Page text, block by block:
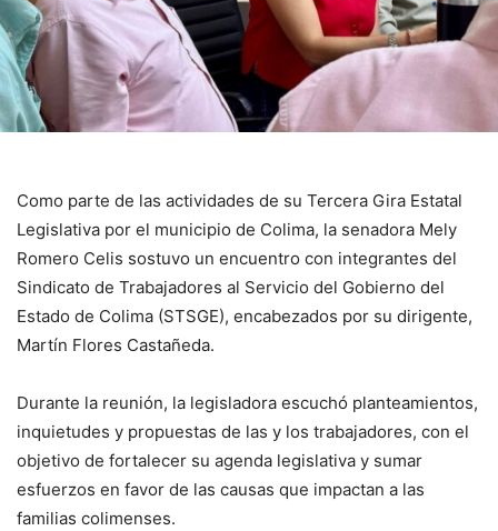
Como parte de las actividades de su Tercera Gira Estatal
Legislativa por el municipio de Colima, la senadora Mely
Romero Celis sostuvo un encuentro con integrantes del
Sindicato de Trabajadores al Servicio del Gobierno del
Estado de Colima (STSGE), encabezados por su dirigente,
Martín Flores Castañeda.
Durante la reunión, la legisladora escuchó planteamientos,
inquietudes y propuestas de las y los trabajadores, con el
objetivo de fortalecer su agenda legislativa y sumar
esfuerzos en favor de las causas que impactan a las
familias colimenses.